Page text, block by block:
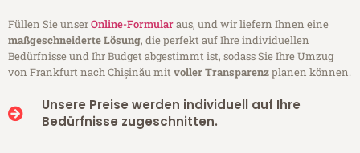
Füllen Sie unserOnline-Formularaus, und wir liefern Ihnen eine
maßgeschneiderte Lösung, die perfekt auf Ihre individuellen
Bedürfnisse und Ihr Budget abgestimmt ist, sodass Sie Ihre Umzug
von Frankfurt nach Chișinău mitvoller Transparenzplanen können.
Unsere Preise werden individuell auf Ihre
Bedürfnisse zugeschnitten.